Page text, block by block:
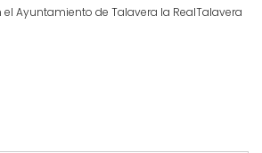
Ayuntamiento de Talavera la RealTalavera